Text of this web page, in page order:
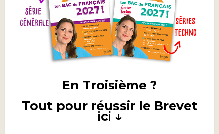
En Troisième ?
Tout pour réussir le Brevet
ici ↓